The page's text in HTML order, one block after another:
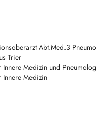
Abt.Med.3
Trier
Innere Medizin und
Innere Medizin